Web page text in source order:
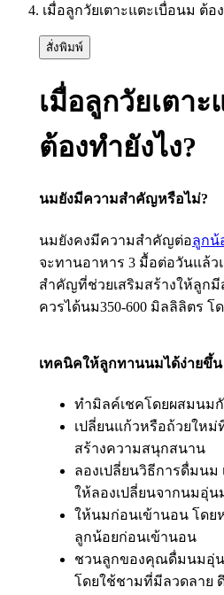
เมื่อลูกวัยเตาะแตะเบื่อนม ต้อ
สั่งพิมพ์
เมื่อลูกวัยเตา
ต้องทำยังไง?
นมยังมีความสำคัญหรือไม่?
นมยังคงมีความสำคัญต่อลูกน้
จะทานอาหาร 3 มื้อต่อวันแล้
สำคัญที่ช่วยเสริมสร้างให้ลูก
ควรได้นม350-600 มิลลิลิตร โ
เทคนิคให้ลูกทานนมได้ง่ายขึ้น
ทำมิลค์เชคโดยผสมนม
เปลี่ยนแก้วหรือถ้วยให
สร้างความสนุกสนาน
ลองเปลี่ยนวิธีการดื่มน
ให้ลองเปลี่ยนจากนมอุ่น
ให้นมก่อนเข้านอน โดย
ลูกน้อยก่อนเข้านอน
ชวนลูกของคุณดื่มนมอุ่
โดยใช้ชามที่มีลวดลาย